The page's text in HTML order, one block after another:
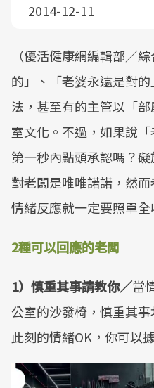
2014-12-11
（優活健康網編輯部／
的」、「老婆永遠是對
法，甚至有的主管以「
室文化。不過，如果說
第一秒內點頭承認嗎？
對老闆是唯唯諾諾，然
情緒反應就一定要照單全
2種可以回應的老闆
1）慎重其事請教你／當
公室的沙發椅，慎重其
此刻的情緒OK，你可以